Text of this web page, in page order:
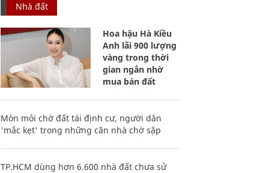
Nhà đất
Hoa hậu Hà Kiều
Anh lãi 900 lượng
vàng trong thời
gian ngắn nhờ
mua bán đất
Mòn mỏi chờ đất tái định cư, người dân
'mắc kẹt' trong những căn nhà chờ sập
TP.HCM dùng hơn 6.600 nhà đất chưa sử